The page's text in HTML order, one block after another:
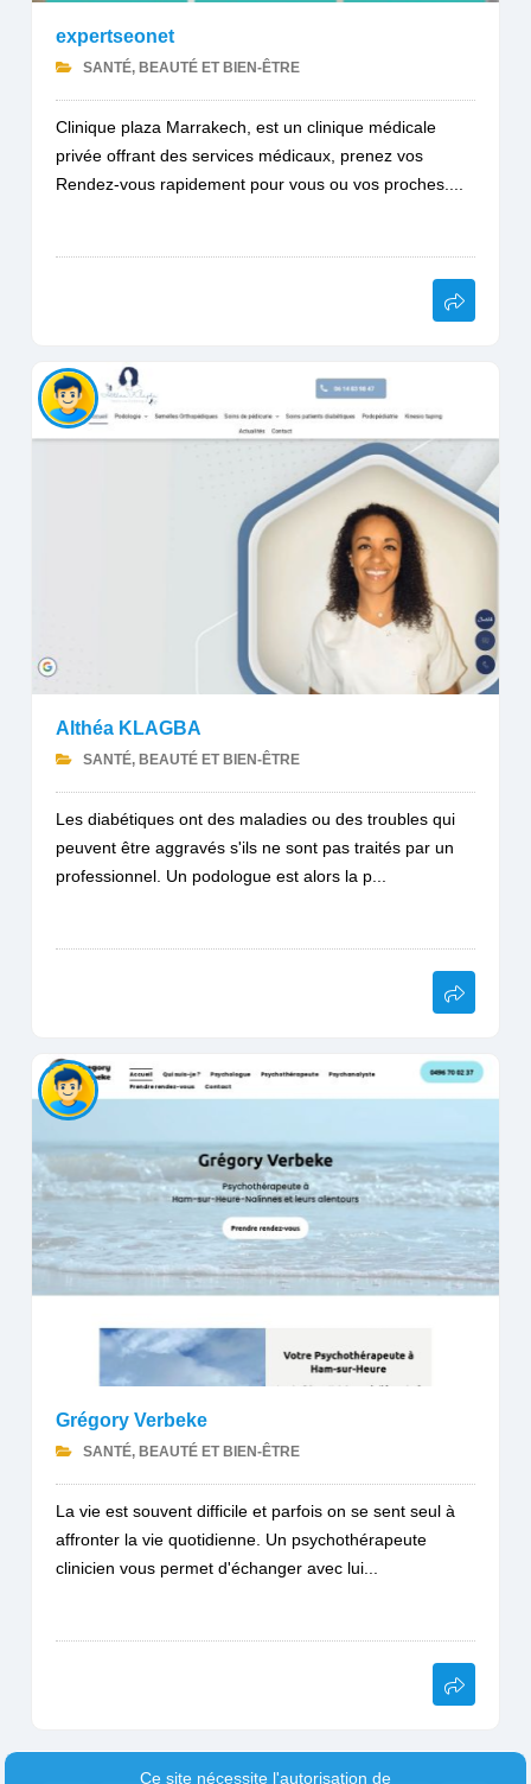
expertseonet
SANTÉ, BEAUTÉ ET BIEN-ÊTRE
Clinique plaza Marrakech, est un clinique médicale
privée offrant des services médicaux, prenez vos
Rendez-vous rapidement pour vous ou vos proches....
Althéa KLAGBA
SANTÉ, BEAUTÉ ET BIEN-ÊTRE
Les diabétiques ont des maladies ou des troubles qui
peuvent être aggravés s'ils ne sont pas traités par un
professionnel. Un podologue est alors la p...
Grégory Verbeke
SANTÉ, BEAUTÉ ET BIEN-ÊTRE
La vie est souvent difficile et parfois on se sent seul à
affronter la vie quotidienne. Un psychothérapeute
clinicien vous permet d'échanger avec lui...
Ce site nécessite l'autorisation de